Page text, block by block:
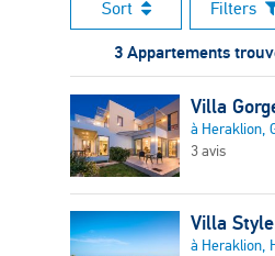
Sort Filters
3 Appartements
Villa
à Heraklion,
3 avis
Villa Style
à Heraklion,